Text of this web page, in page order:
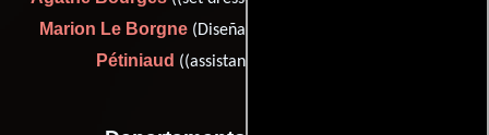
Marion Le Borgne (Diseñador de escena) y
Pétiniaud ((assistant production design))